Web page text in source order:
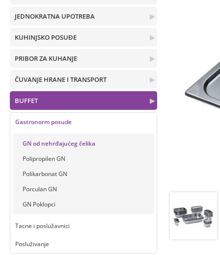
▶
JEDNOKRATNA UPOTREBA
▶
KUHINJSKO POSUĐE
▶
PRIBOR ZA KUHANJE
▶
ČUVANJE HRANE I TRANSPORT
▶
BUFFET
Gastronorm posude
GN od nehrđajućeg čelika
Polipropilen GN
Polikarbonat GN
Porculan GN
GN Poklopci
Tacne i poslužavnici
Posluživanje